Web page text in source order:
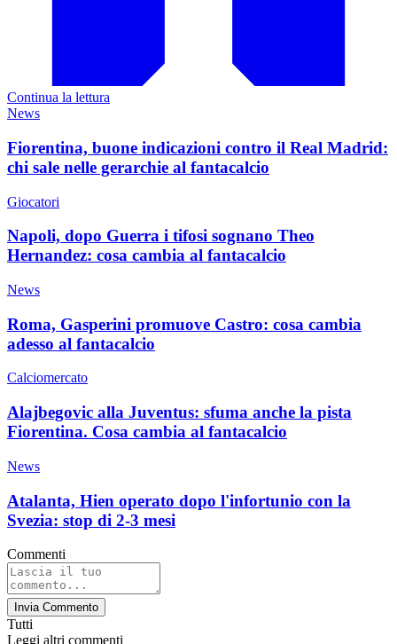
Continua la lettura
News
Fiorentina, buone indicazioni contro il Real Madrid:
chi sale nelle gerarchie al fantacalcio
Giocatori
Napoli, dopo Guerra i tifosi sognano Theo
Hernandez: cosa cambia al fantacalcio
News
Roma, Gasperini promuove Castro: cosa cambia
adesso al fantacalcio
Calciomercato
Alajbegovic alla Juventus: sfuma anche la pista
Fiorentina. Cosa cambia al fantacalcio
News
Atalanta, Hien operato dopo l'infortunio con la
Svezia: stop di 2-3 mesi
Commenti
Invia Commento
Tutti
Leggi altri commenti